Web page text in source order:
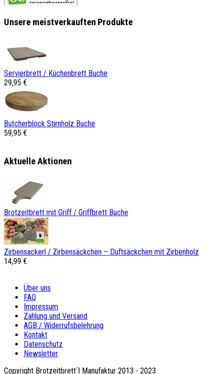
Unsere meistverkauften Produkte
Servierbrett / Küchenbrett Buche
29,95 €
Butcherblock Stirnholz Buche
59,95 €
Aktuelle Aktionen
Brotzeitbrett mit Griff / Griffbrett Buche
Zirbensackerl / Zirbensäckchen – Duftsäckchen mit Zirbenholz
14,99 €
Über uns
FAQ
Impressum
Zahlung und Versand
AGB / Widerrufsbelehrung
Kontakt
Datenschutz
Newsletter
Copyright Brotzeitbrett´l Manufaktur 2013 - 2023